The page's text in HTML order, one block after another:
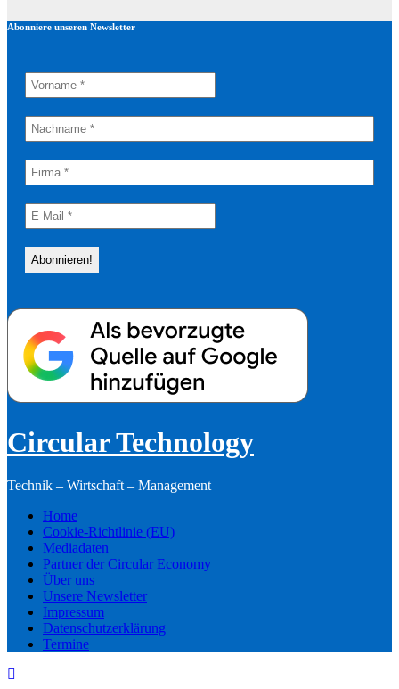
Abonniere unseren Newsletter
Circular Technology
Technik – Wirtschaft – Management
Home
Cookie-Richtlinie (EU)
Mediadaten
Partner der Circular Economy
Über uns
Unsere Newsletter
Impressum
Datenschutzerklärung
Termine